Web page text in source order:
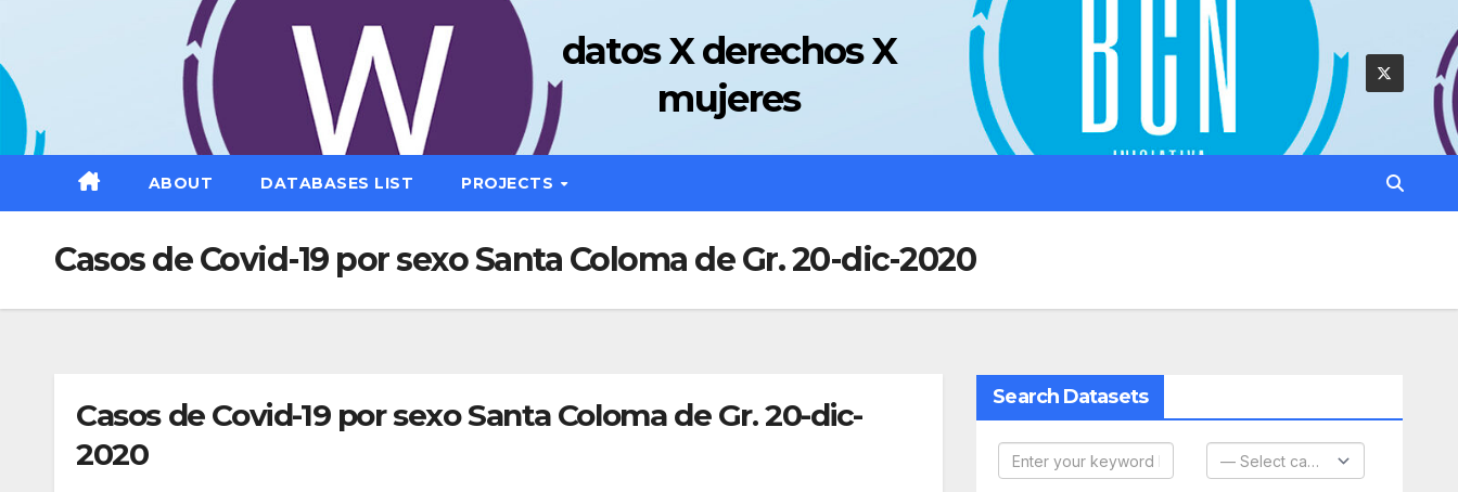
contenido
datos X derechos X
mujeres
ABOUT DATABASES LIST PROJECTS
Casos de Covid-19 por sexo Santa Coloma de Gr. 20-dic-2020
Casos de Covid-19 por sexo Santa Coloma de Gr. 20-dic-
2020
Search Datasets